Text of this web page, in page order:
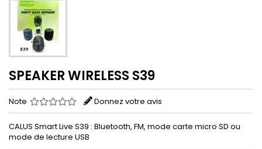
SPEAKER WIRELESS S39
Note Donnez votre avis
CALUS Smart Live S39 : Bluetooth, FM, mode carte micro SD ou
mode de lecture USB